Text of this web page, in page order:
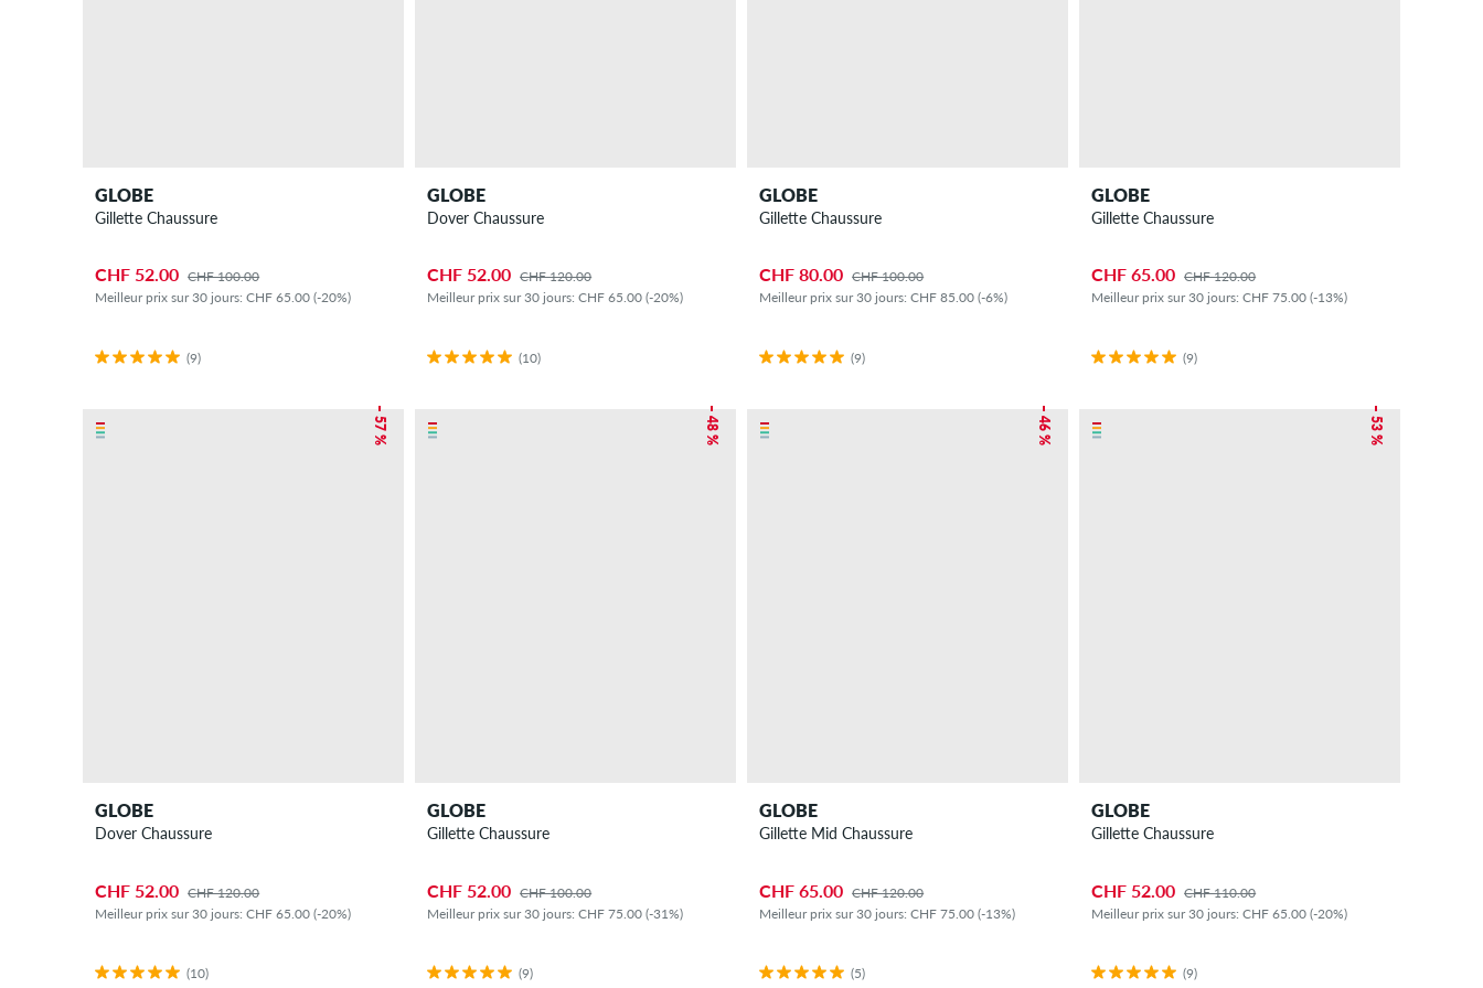
GLOBE
Gillette Chaussure
CHF 52.00 CHF 100.00
Meilleur prix sur 30 jours: CHF 65.00 (-20%)
(9)
GLOBE
Dover Chaussure
CHF 52.00 CHF 120.00
Meilleur prix sur 30 jours: CHF 65.00 (-20%)
(10)
GLOBE
Gillette Chaussure
CHF 80.00 CHF 100.00
Meilleur prix sur 30 jours: CHF 85.00 (-6%)
(9)
GLOBE
Gillette Chaussure
CHF 65.00 CHF 120.00
Meilleur prix sur 30 jours: CHF 75.00 (-13%)
(9)
– 57 %
GLOBE
Dover Chaussure
CHF 52.00 CHF 120.00
Meilleur prix sur 30 jours: CHF 65.00 (-20%)
(10)
– 48 %
GLOBE
Gillette Chaussure
CHF 52.00 CHF 100.00
Meilleur prix sur 30 jours: CHF 75.00 (-31%)
(9)
– 46 %
GLOBE
Gillette Mid Chaussure
CHF 65.00 CHF 120.00
Meilleur prix sur 30 jours: CHF 75.00 (-13%)
(5)
– 53 %
GLOBE
Gillette Chaussure
CHF 52.00 CHF 110.00
Meilleur prix sur 30 jours: CHF 65.00 (-20%)
(9)